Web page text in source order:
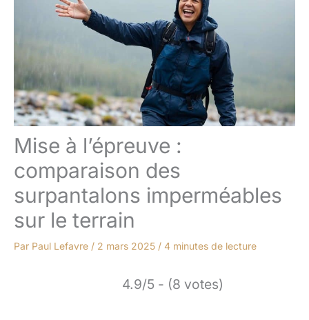
Mise à l’épreuve :
comparaison des
surpantalons imperméables
sur le terrain
Par Paul Lefavre / 2 mars 2025 / 4 minutes de lecture
4.9/5 - (8 votes)